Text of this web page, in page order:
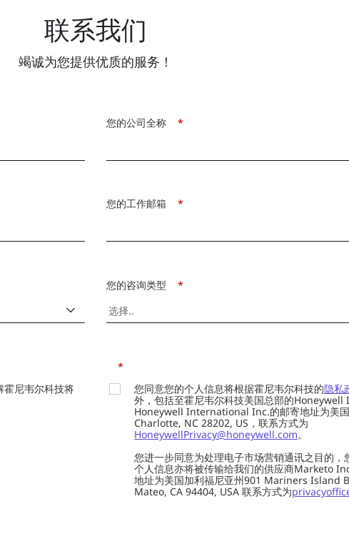
联系我们
竭诚为您提供优质的服务！
*
您的公司全称
*
您的工作邮箱
*
您的咨询类型
霍尼韦尔科技将
*
您同意您的个人信息将根据霍尼韦尔科技的隐私
外，包括至霍尼韦尔科技美国总部的Honeywell
Honeywell International Inc.的邮寄地址为美
Charlotte, NC 28202, US，联系方式为
HoneywellPrivacy@honeywell.com。
您进一步同意为处理电子市场营销通讯之目的，
个人信息亦将被传输给我们的供应商Marketo
地址为美国加利福尼亚州901 Mariners Island
Mateo, CA 94404, USA 联系方式为